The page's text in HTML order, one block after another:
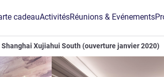
cadeauActivitésRéunions & Evénements
Shanghai Xujiahui South (ouverture janvier 2020)